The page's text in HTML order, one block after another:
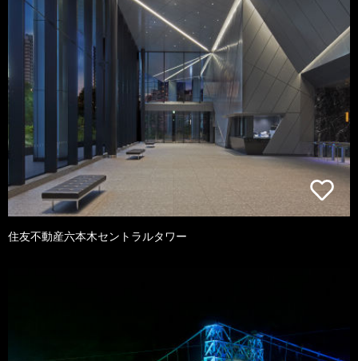
住友不動産六本木セントラルタワー